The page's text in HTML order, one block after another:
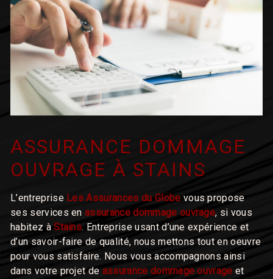
ASSURANCE DOMMAGE
OUVRAGE À STAINS
L’entreprise Les Assurances du Globe vous propose
ses services enassurance dommage ouvrage, si vous
habitez àStains. Entreprise usant d’une expérience et
d’un savoir-faire de qualité, nous mettons tout en oeuvre
pour vous satisfaire. Nous vous accompagnons ainsi
dans votre projet de assurance dommage ouvrage et